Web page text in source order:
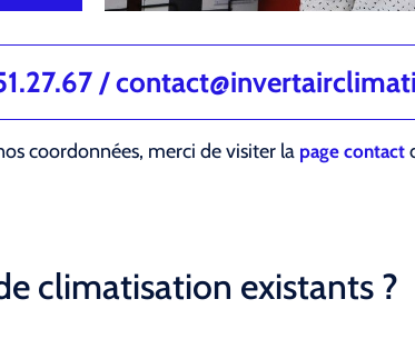
/
coordonnées, merci de visiter la page contact
climatisation existants ?